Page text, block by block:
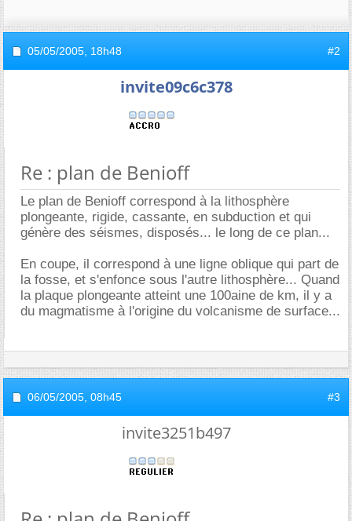
05/05/2005, 18h48 #2
invite09c6c378
Re : plan de Benioff
Le plan de Benioff correspond à la lithosphère
plongeante, rigide, cassante, en subduction et qui
génère des séismes, disposés... le long de ce plan...
En coupe, il correspond à une ligne oblique qui part de
la fosse, et s'enfonce sous l'autre lithosphère... Quand
la plaque plongeante atteint une 100aine de km, il y a
du magmatisme à l'origine du volcanisme de surface...
06/05/2005, 08h45 #3
invite3251b497